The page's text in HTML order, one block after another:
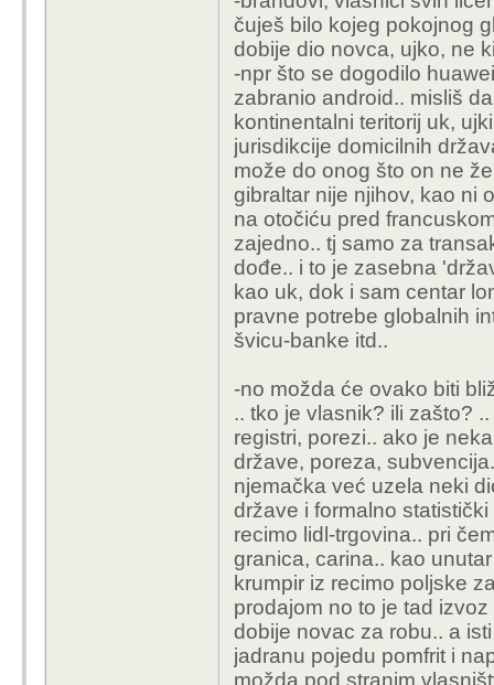
čuješ bilo kojeg pokojnog
dobije dio novca, ujko, ne
-npr što se dogodilo
zabranio android.. misliš
kontinentalni teritorij uk,
jurisdikcije domicilnih
može do onog što on ne
gibraltar nije njihov, kao ni
na otočiću pred
zajedno.. tj samo za
dođe.. i to je zasebna
kao uk, dok i sam centar
pravne potrebe globalnih
švicu-banke itd..
-no možda će ovako biti
.. tko je vlasnik? ili zašto?
registri, porezi.. ako je
države, poreza,
njemačka već uzela neki
države i formalno
recimo lidl-trgovina.. pri
granica, carina.. kao
krumpir iz recimo poljske
prodajom no to je tad
dobije novac za robu.. a
jadranu pojedu pomfrit i
možda pod stranim